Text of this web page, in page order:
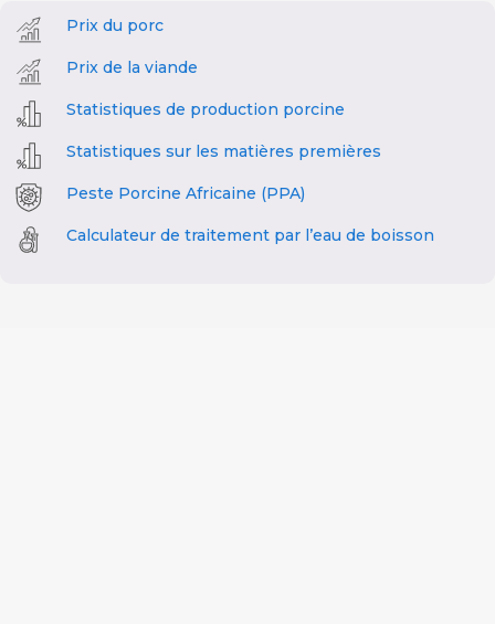
Prix du porc
Prix de la viande
Statistiques de production porcine
Statistiques sur les matières premières
Peste Porcine Africaine (PPA)
Calculateur de traitement par l’eau de boisson